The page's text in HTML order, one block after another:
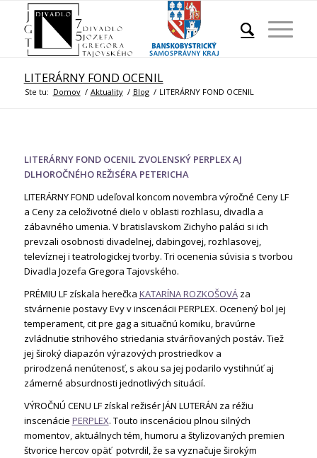
LITERÁRNY FOND OCENIL
Ste tu: Domov / Aktuality / Blog / LITERÁRNY FOND OCENIL
LITERÁRNY FOND OCENIL ZVOLENSKÝ PERPLEX AJ
DLHOROČNÉHO REŽISÉRA PETERICHA
LITERÁRNY FOND udeľoval koncom novembra výročné Ceny LF
a Ceny za celoživotné dielo v oblasti rozhlasu, divadla a
zábavného umenia. V bratislavskom Zichyho paláci si ich
prevzali osobnosti divadelnej, dabingovej, rozhlasovej,
televíznej i teatrologickej tvorby. Tri ocenenia súvisia s tvorbou
Divadla Jozefa Gregora Tajovského.
PRÉMIU LF získala herečka KATARÍNA ROZKOŠOVÁza
stvárnenie postavy Evy v inscenácii PERPLEX. Ocenený bol jej
temperament, cit pre gag a situačnú komiku, bravúrne
zvládnutie strihového striedania stvárňovaných postáv. Tiež
jej široký diapazón výrazových prostriedkov a
prirodzená nenútenosť, s akou sa jej podarilo vystihnúť aj
zámerné absurdnosti jednotlivých situácií.
VÝROČNÚ CENU LF získal režisér JÁN LUTERÁN za réžiu
inscenácie PERPLEX. Touto inscenáciou plnou silných
momentov, aktuálnych tém, humoru a štylizovaných premien
štvorice hercov opäť potvrdil, že sa vyznačuje širokým